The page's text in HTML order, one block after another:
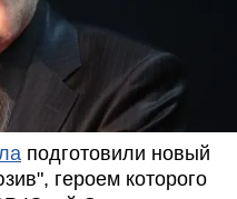
подготовили новый
героем которого